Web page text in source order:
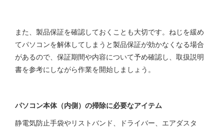
また、製品保証を確認しておくことも大切です。ねじを緩め
てパソコンを解体してしまうと製品保証が効かなくなる場合
があるので、保証期間や内容について予め確認し、取扱説明
書を参考にしながら作業を開始しましょう。
パソコン本体（内側）の掃除に必要なアイテム
静電気防止手袋やリストバンド、ドライバー、エアダスタ